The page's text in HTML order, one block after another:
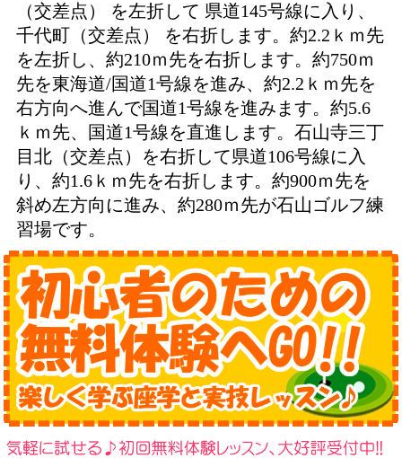
（交差点） を左折して 県道145号線に入り、
千代町（交差点） を右折します。約2.2ｋｍ先
を左折し、約210ｍ先を右折します。約750ｍ
先を東海道/国道1号線を進み、約2.2ｋｍ先を
右方向へ進んで国道1号線を進みます。約5.6
ｋｍ先、国道1号線を直進します。石山寺三丁
目北（交差点）を右折して県道106号線に入
り、約1.6ｋｍ先を右折します。約900ｍ先を
斜め左方向に進み、約280ｍ先が石山ゴルフ練
習場です。